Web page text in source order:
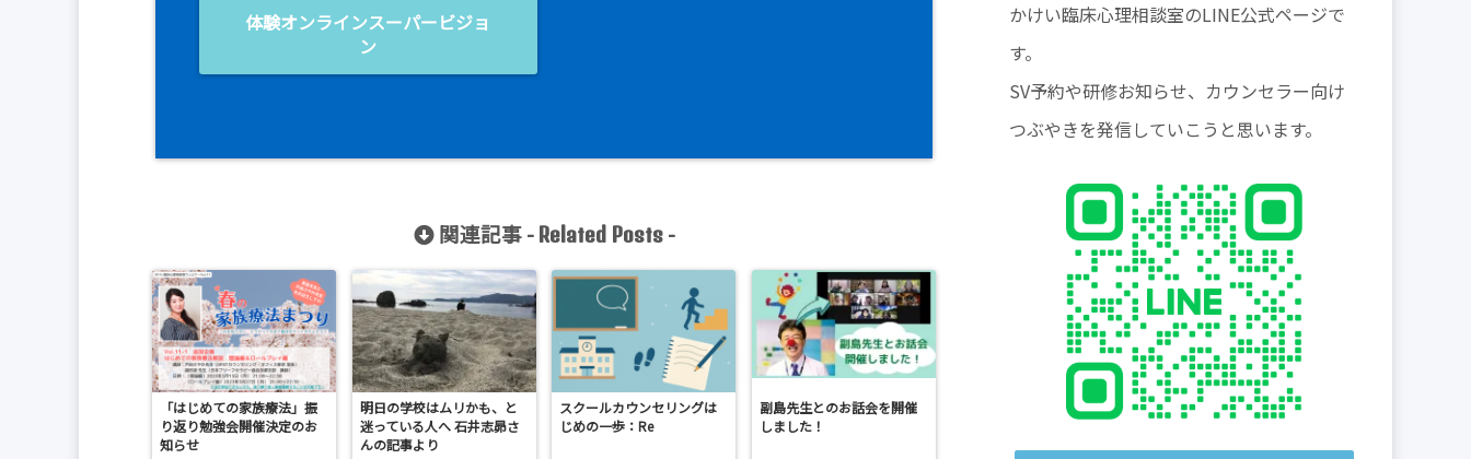
体験オンラインスーパービジョ
ン
関連記事 - Related Posts-
「はじめての家族療法」振
り返り勉強会開催決定のお
知らせ
明日の学校はムリかも、と
迷っている人へ 石井志昴さ
んの記事より
スクールカウンセリングは
じめの一歩：Re
副島先生とのお話会を開催
しました！
かけい臨床心理相談室のLINE公式ページで
す。
SV予約や研修お知らせ、カウンセラー向け
つぶやきを発信していこうと思います。